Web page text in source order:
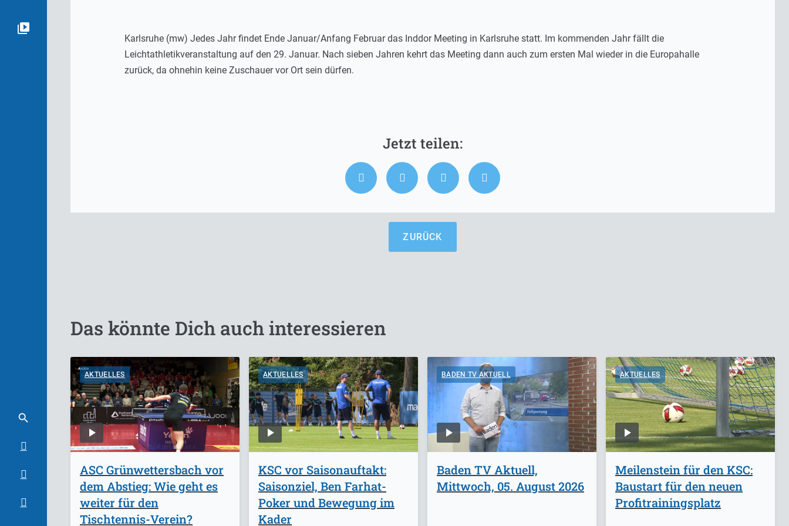
Karlsruhe (mw) Jedes Jahr findet Ende Januar/Anfang Februar das Inddor Meeting in Karlsruhe statt. Im kommenden Jahr fällt die
Leichtathletikveranstaltung auf den 29. Januar. Nach sieben Jahren kehrt das Meeting dann auch zum ersten Mal wieder in die Europahalle
zurück, da ohnehin keine Zuschauer vor Ort sein dürfen.
ZURÜCK
Das könnte Dich auch interessieren
AKTUELLES
ASC Grünwettersbach vor
dem Abstieg: Wie geht es
weiter für den
Tischtennis-Verein?
AKTUELLES
KSC vor Saisonauftakt:
Saisonziel, Ben Farhat-
Poker und Bewegung im
Kader
BADEN TV AKTUELL
Baden TV Aktuell,
Mittwoch, 05. August 2026
AKTUELLES
Meilenstein für den KSC:
Baustart für den neuen
Profitrainingsplatz